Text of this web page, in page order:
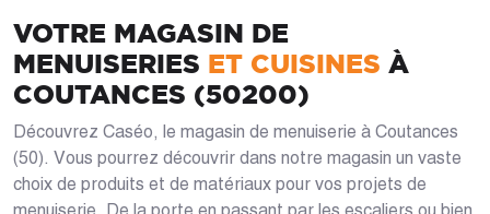
VOTRE MAGASIN DE
MENUISERIES ET CUISINES À
COUTANCES (50200)
Découvrez Caséo, le magasin de menuiserie à Coutances
(50). Vous pourrez découvrir dans notre magasin un vaste
choix de produits et de matériaux pour vos projets de